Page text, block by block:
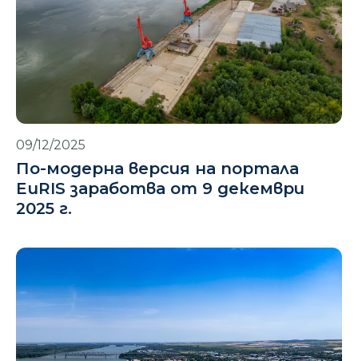
09/12/2025
По-модерна версия на портала
EuRIS заработва от 9 декември
2025 г.